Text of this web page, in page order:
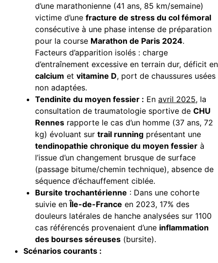
d’une marathonienne (41 ans, 85 km/semaine)
victime d’une fracture de stress du col fémoral
consécutive à une phase intense de préparation
pour la course Marathon de Paris 2024.
Facteurs d’apparition isolés : charge
d’entraînement excessive en terrain dur, déficit en
calcium et vitamine D, port de chaussures usées
non adaptées.
Tendinite du moyen fessier : En avril 2025, la
consultation de traumatologie sportive de CHU
Rennes rapporte le cas d’un homme (37 ans, 72
kg) évoluant sur trail running présentant une
tendinopathie chronique du moyen fessier à
l’issue d’un changement brusque de surface
(passage bitume/chemin technique), absence de
séquence d’échauffement ciblée.
Bursite trochantérienne : Dans une cohorte
suivie enÎle-de-France en 2023, 17% des
douleurs latérales de hanche analysées sur 1100
cas référencés provenaient d’une inflammation
des bourses séreuses (bursite).
Scénarios courants :